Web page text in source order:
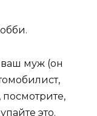
ваш муж (он
это.